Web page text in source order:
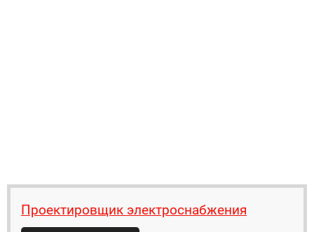
Проектировщик электроснабжения